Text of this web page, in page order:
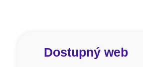
Dostupný web